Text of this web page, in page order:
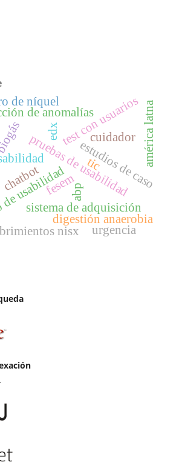
usabilidad
pruebas de usabilidad
test con usuarios
sistema de adquisición
digestión anaerobia
biogás
de anomalías
abp
estudios de caso
de níquel
nisx
fesem
edx
chatbot
cuidador
urgencia
tic américa latna